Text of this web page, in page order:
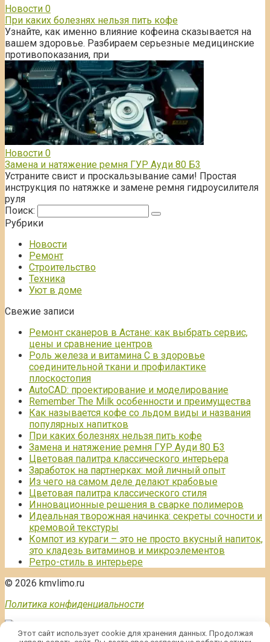
Новости 0
При каких болезнях нельзя пить кофе
Узнайте, как именно влияние кофеина сказывается на
вашем здоровье. Разбираем серьезные медицинские
противопоказания, при
Новости 0
Замена и натяжение ремня ГУР Ауди 80 Б3
Устраните свист и проскальзывание сами! Простая
инструкция по натяжке и замене ремня гидроусилителя
руля
Поиск:
Рубрики
Новости
Ремонт
Строительство
Техника
Уют в доме
Свежие записи
Ремонт сканеров в Астане: как выбрать сервис,
цены и сравнение центров
Роль железа и витамина С в здоровье
соединительной ткани и профилактике
плоскостопия
AutoCAD: проектирование и моделирование
Remember The Milk особенности и преимущества
Как называется кофе со льдом виды и названия
популярных напитков
При каких болезнях нельзя пить кофе
Замена и натяжение ремня ГУР Ауди 80 Б3
Цветовая палитра классического интерьера
Заработок на партнерках: мой личный опыт
Из чего на самом деле делают крабовые
Цветовая палитра классического стиля
Инновационные решения в сварке полимеров
Идеальная творожная начинка: секреты сочности и
кремовой текстуры
Компот из кураги – это не просто вкусный напиток,
это кладезь витаминов и микроэлементов
Ретро-стиль в интерьере
© 2026 kmvlimo.ru
Политика конфиденциальности
Этот сайт использует cookie для хранения данных. Продолжая